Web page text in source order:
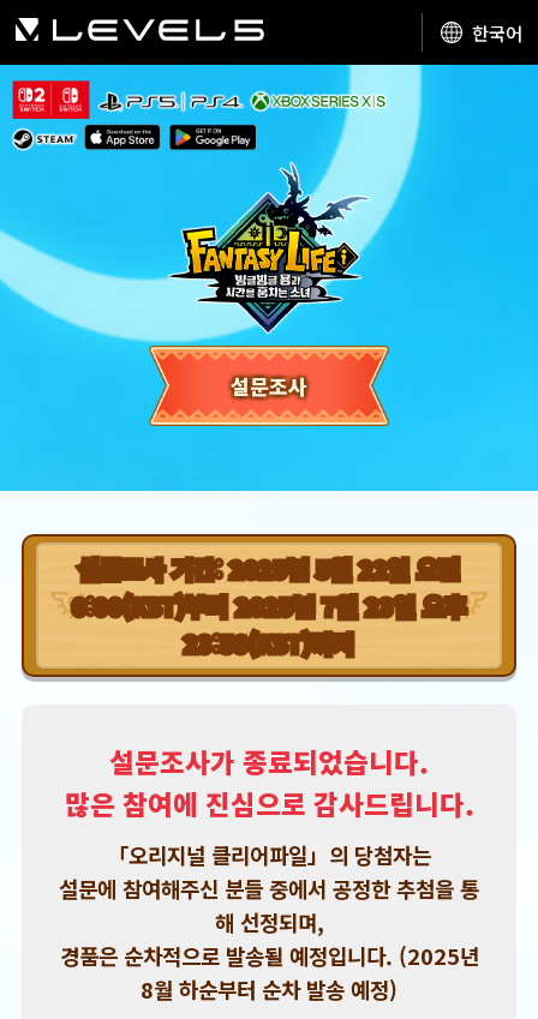
한국어
설문조사
설문조사 기간: 2025년 5월 22일 오전
0:00(KST)부터 2025년 7월 23일 오후
23:59(KST)까지
설문조사가 종료되었습니다.
많은 참여에 진심으로 감사드립니다.
「오리지널 클리어파일」의 당첨자는
설문에 참여해주신 분들 중에서 공정한 추첨을 통
해 선정되며,
경품은 순차적으로 발송될 예정입니다. (2025년
8월 하순부터 순차 발송 예정)